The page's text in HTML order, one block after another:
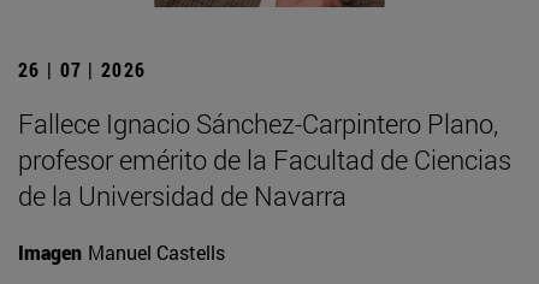
26 | 07 | 2026
Fallece Ignacio Sánchez-Carpintero Plano,
profesor emérito de la Facultad de Ciencias
de la Universidad de Navarra
Imagen Manuel Castells